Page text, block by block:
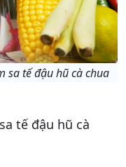
sa tế đậu hũ cà chua
tế đậu hũ cà